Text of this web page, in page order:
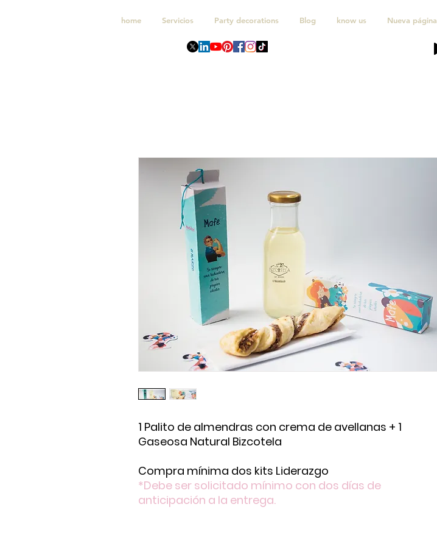
home Servicios Party decorations Blog know us Nueva página
1 Palito de almendras con crema de avellanas + 1
Gaseosa Natural Bizcotela
Compra mínima dos kits Liderazgo
*Debe ser solicitado mínimo con dos días de
anticipación a la entrega.